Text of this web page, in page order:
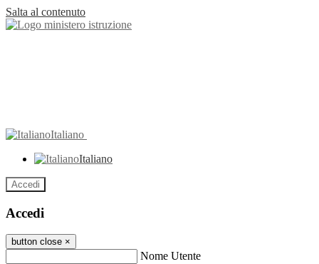
Salta al contenuto
Italiano
Italiano
Accedi
Accedi
button close ×
Nome Utente